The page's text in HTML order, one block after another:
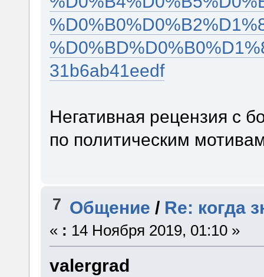
31b6ab41eedf
Негативная рецензия с
по политическим
7 Общение / Re: когда
« : 14 Ноября 2019, 01:10 »
valergrad